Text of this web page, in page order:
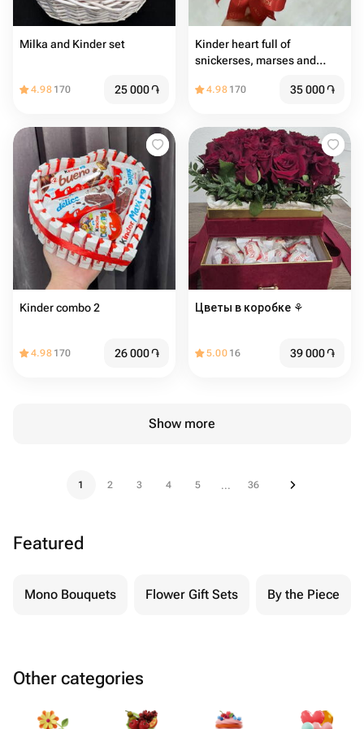
Milka and Kinder set
4.98 170 25 000֏
Kinder heart full of
snickerses, marses and
4.98 170 35 000֏
Kinder combo 2
4.98 170 26 000֏
Цветы в коробке ⚘️
5.00 16 39 000֏
Show more
1 2 3 4 5 ... 36
Featured
Mono Bouquets Flower Gift Sets By the Piece
Other categories